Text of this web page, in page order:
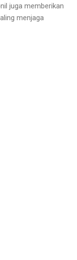
juga memberikan
menjaga